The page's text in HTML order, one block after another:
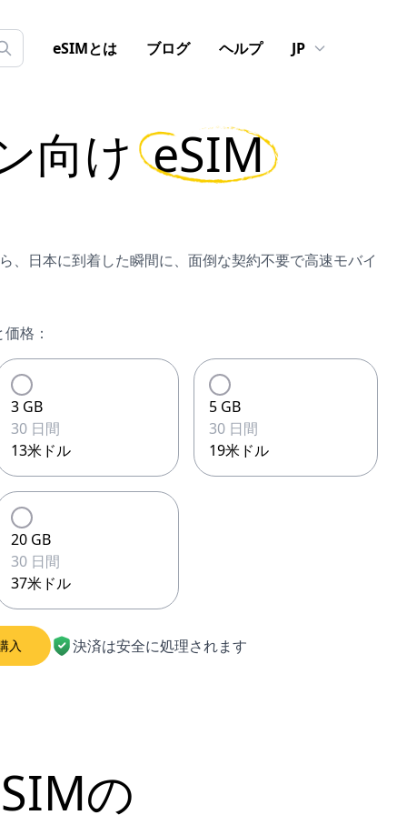
eSIMとは ブログ ヘルプ JP
向け eSIM
、日本に到着した瞬間に、面倒な契約不要で高速モバイ
格：
3 GB
30 日間
13米ドル
5 GB
30 日間
19米ドル
20 GB
30 日間
37米ドル
入 決済は安全に処理されます
の